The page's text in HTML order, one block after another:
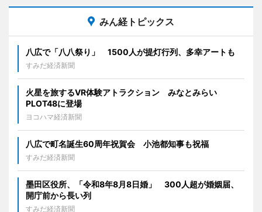
みん経トピックス
八広で「八八祭り」 1500人が提灯行列、多幸アートも
すみだ経済新聞
火星を旅するVR体験アトラクション みなとみらい
PLOT48に登場
ヨコハマ経済新聞
八広で町名誕生60周年祝賀会 小池都知事も祝福
すみだ経済新聞
墨田区役所、「令和8年8月8日婚」 300人超が婚姻届、
開庁前から長い列
すみだ経済新聞